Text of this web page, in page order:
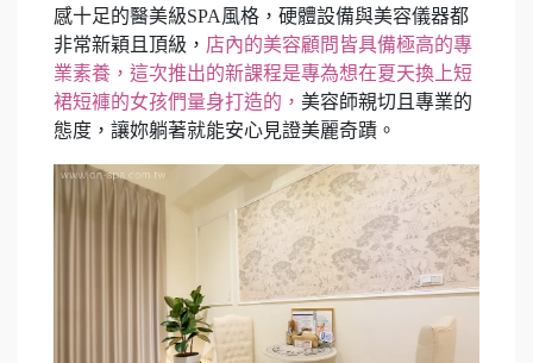
感十足的醫美級SPA風格，硬體設備與美容儀器都
非常新穎且頂級， 店內的美容顧問皆具備極高的專
業素養，這次推出的新課程是專為想在夏天換上短
裙短褲的女孩們量身打造的， 美容師親切且專業的
態度，讓妳躺著就能安心見證美麗奇蹟。